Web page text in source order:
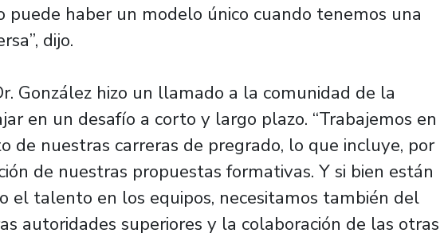
puede haber un modelo único cuando tenemos una
dijo.
González hizo un llamado a la comunidad de la
en un desafío a corto y largo plazo. “Trabajemos en
de nuestras carreras de pregrado, lo que incluye, por
de nuestras propuestas formativas. Y si bien están
el talento en los equipos, necesitamos también del
autoridades superiores y la colaboración de las otras